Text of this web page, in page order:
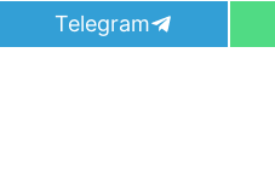
S
h
Telegram